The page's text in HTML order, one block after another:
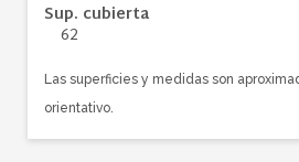
Sup. cubierta
62
Las superficies y medidas son
orientativo.